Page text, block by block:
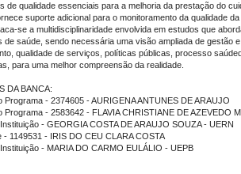
de qualidade essenciais para a melhoria da prestação do
suporte adicional para o monitoramento da qualidade da
se a multidisciplinaridade envolvida em estudos que
de saúde, sendo necessária uma visão ampliada de gestão e
qualidade de serviços, políticas públicas, processo
para uma melhor compreensão da realidade.
DA BANCA:
Programa - 2374605 - AURIGENA ANTUNES DE ARAUJO
Programa - 2583642 - FLAVIA CHRISTIANE DE AZEVEDO
- GEORGIA COSTA DE ARAUJO SOUZA - UERN
- 1149531 - IRIS DO CEU CLARA COSTA
- MARIA DO CARMO EULÁLIO - UEPB